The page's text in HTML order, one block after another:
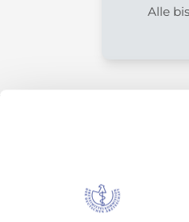
Alle
Fachausschuss